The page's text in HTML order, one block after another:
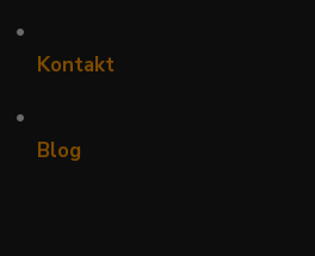
•
Kontakt
•
Blog